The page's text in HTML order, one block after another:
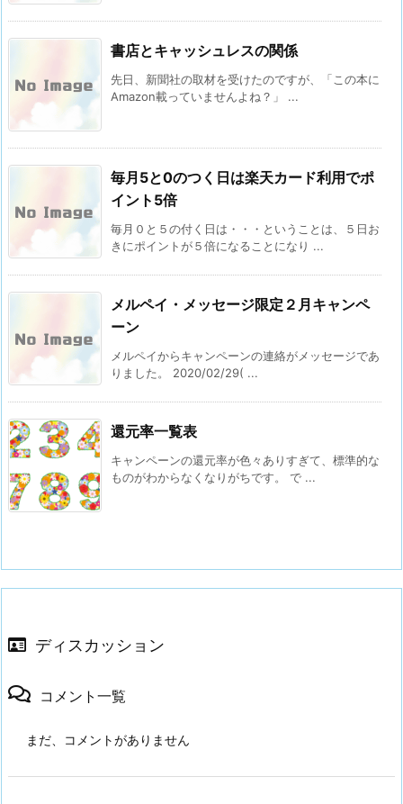
書店とキャッシュレスの関係
先日、新聞社の取材を受けたのですが、「この本に
Amazon載っていませんよね？」 ...
毎月5と0のつく日は楽天カード利用でポ
イント5倍
毎月０と５の付く日は・・・ということは、５日お
きにポイントが５倍になることになり ...
メルペイ・メッセージ限定２月キャンペ
ーン
メルペイからキャンペーンの連絡がメッセージであ
りました。 2020/02/29( ...
還元率一覧表
キャンペーンの還元率が色々ありすぎて、標準的な
ものがわからなくなりがちです。 で ...
ディスカッション
コメント一覧
まだ、コメントがありません